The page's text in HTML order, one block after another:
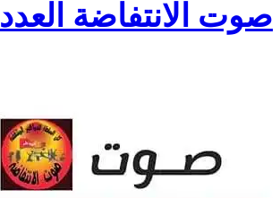
صوت الانتفاضة العدد 365